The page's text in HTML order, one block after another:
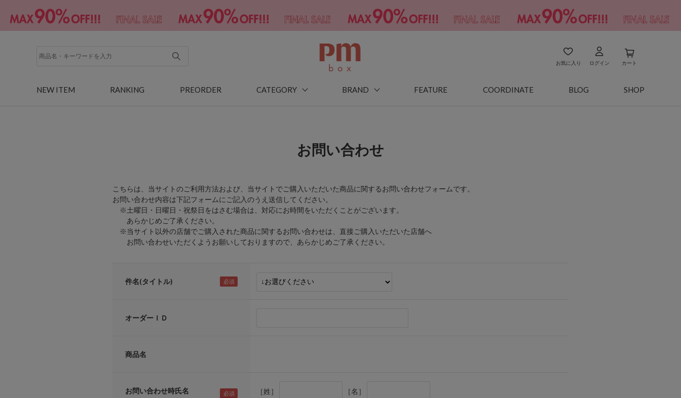
お気に入り ログイン カート
NEW ITEM RANKING PREORDER CATEGORY BRAND FEATURE COORDINATE BLOG SHOP
お問い合わせ
こちらは、当サイトのご利用方法および、当サイトでご購入いただいた商品に関するお問い合わせフォームです。
お問い合わせ内容は下記フォームにご記入のうえ送信してください。
※土曜日・日曜日・祝祭日をはさむ場合は、対応にお時間をいただくことがございます。
あらかじめご了承ください。
※当サイト以外の店舗でご購入された商品に関するお問い合わせは、直接ご購入いただいた店舗へ
お問い合わせいただくようお願いしておりますので、あらかじめご了承ください。
件名(タイトル)
オーダーＩＤ
商品名
お問い合わせ時氏名 ［姓］ ［名］